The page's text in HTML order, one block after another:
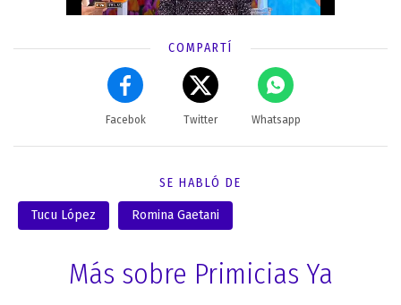
COMPARTÍ
Facebok Twitter Whatsapp
SE HABLÓ DE
Tucu López Romina Gaetani
Más sobre Primicias Ya